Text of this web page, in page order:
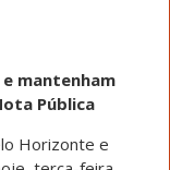
e mantenham
Pública
Horizonte e